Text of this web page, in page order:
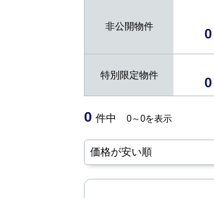
非公開物件 0
特別限定物件 0
0 件中 0～0を表示